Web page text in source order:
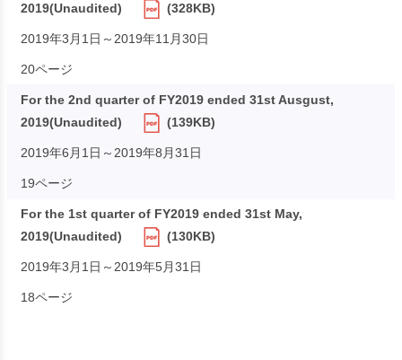
2019(Unaudited)
(328KB)
2019年3月1日～2019年11月30日
20ページ
For the 2nd quarter of FY2019 ended 31st Ausgust,
2019(Unaudited)
(139KB)
2019年6月1日～2019年8月31日
19ページ
For the 1st quarter of FY2019 ended 31st May,
2019(Unaudited)
(130KB)
2019年3月1日～2019年5月31日
18ページ